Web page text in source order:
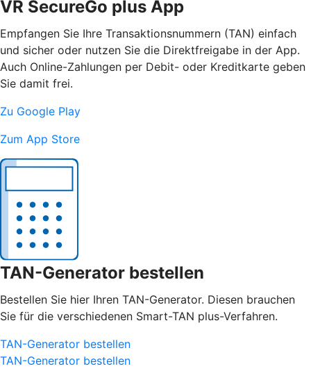
VR SecureGo plus App
Empfangen Sie Ihre Transaktionsnummern (TAN) einfach
und sicher oder nutzen Sie die Direktfreigabe in der App.
Auch Online-Zahlungen per Debit- oder Kreditkarte geben
Sie damit frei.
Zu Google Play
Zum App Store
TAN-Generator bestellen
Bestellen Sie hier Ihren TAN-Generator. Diesen brauchen
Sie für die verschiedenen Smart-TAN plus-Verfahren.
TAN-Generator bestellen
TAN-Generator bestellen